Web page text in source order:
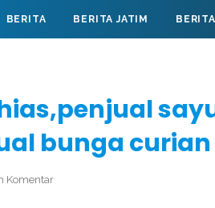
BERITA BERITA JATIM
bunga curian
Komentar